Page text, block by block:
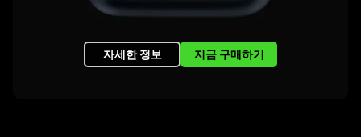
자세한 정보 지금 구매하기